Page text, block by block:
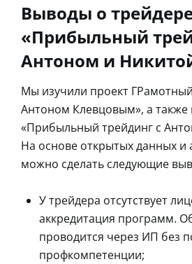
Выводы о
«Прибыльный
Антоном и
Мы изучили проект
Антоном Клевцовым», а также
«Прибыльный трейдинг с
На основе открытых данных и
можно сделать следующие
У трейдера отсутствует
аккредитация программ.
проводится через ИП без
профкомпетенции;